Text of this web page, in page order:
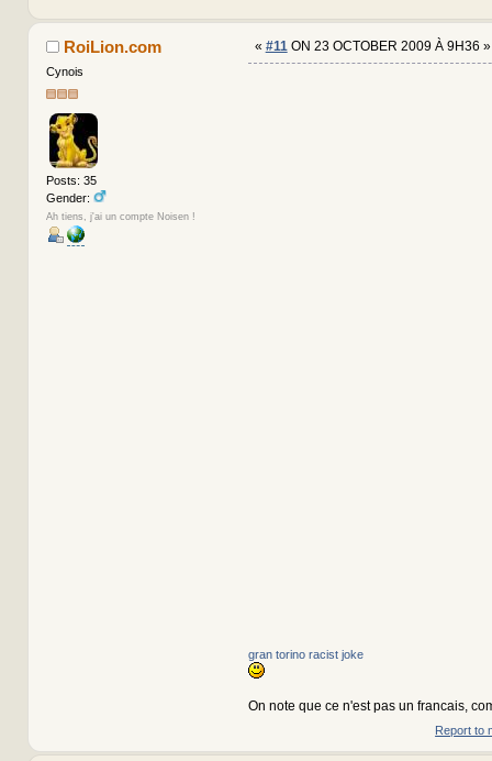
RoiLion.com
Cynois
Posts: 35
Gender:
Ah tiens, j'ai un compte Noisen !
« #11ON 23 OCTOBER 2009 À 9H36 »
gran torino racist joke
On note que ce n'est pas un francais,
Report to